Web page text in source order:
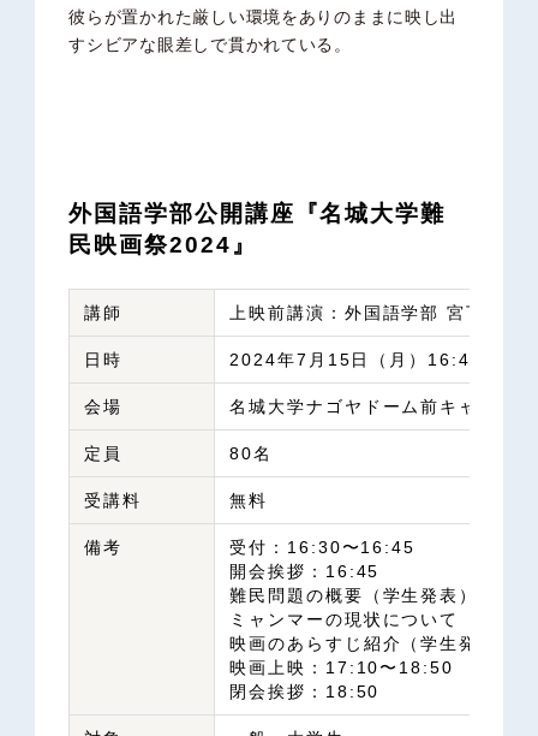
彼らが置かれた厳しい環境をありのままに映し出
すシビアな眼差しで貫かれている。
外国語学部公開講座『名城大学難
民映画祭2024』
講師 上映前講演：外国語学部 宮下大夢
日時 2024年7月15日（月）16:45～
会場 名城大学ナゴヤドーム前キャンパ
定員 80名
受講料 無料
備考
受付：16:30〜16:45
開会挨拶：16:45
難民問題の概要（学生発表）：5〜
ミャンマーの現状について（宮下
映画のあらすじ紹介（学生発表）
映画上映：17:10〜18:50
閉会挨拶：18:50